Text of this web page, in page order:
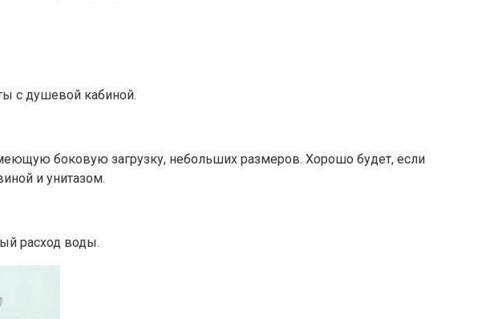
с душевой кабиной.
боковую загрузку, небольших размеров. Хорошо будет, если
и унитазом.
расход воды.